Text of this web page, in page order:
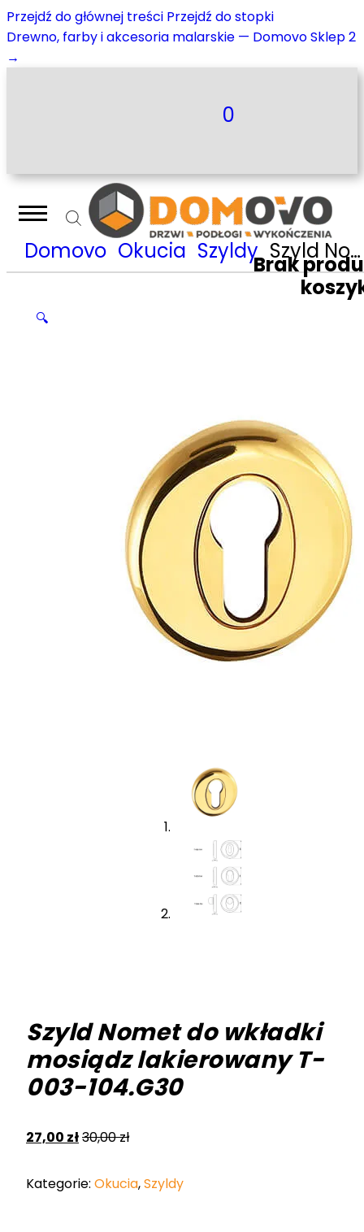
Przejdź do głównej treści Przejdź do stopki
Drewno, farby i akcesoria malarskie — Domovo Sklep 2
→
0
Brak
Domovo Okucia Szyldy Szyld Nomet do wkładki mosiądz lakierowany T-003-104.G30
🔍
Szyld Nomet do wkładki
mosiądz lakierowany T-
003-104.G30
27,00 zł30,00zł
Kategorie: Okucia,Szyldy